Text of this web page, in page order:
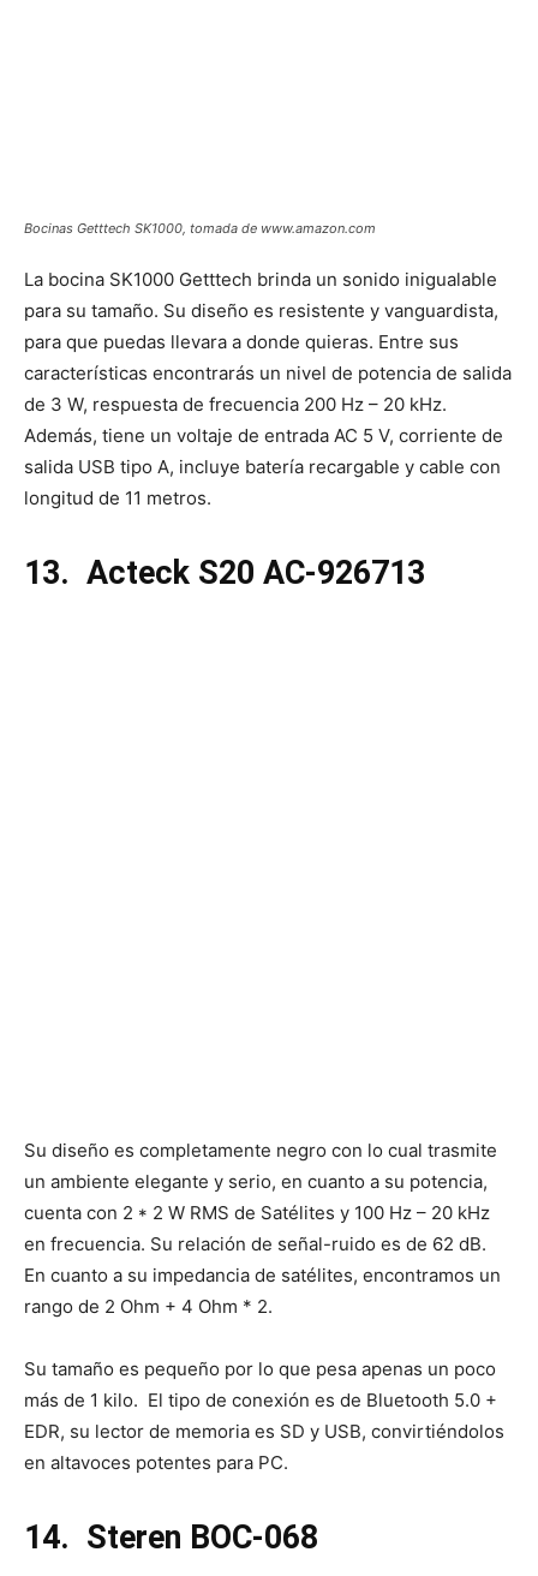
Bocinas Getttech SK1000, tomada de www.amazon.com
La bocina SK1000 Getttech brinda un sonido inigualable
para su tamaño. Su diseño es resistente y vanguardista,
para que puedas llevara a donde quieras. Entre sus
características encontrarás un nivel de potencia de salida
de 3 W, respuesta de frecuencia 200 Hz – 20 kHz.
Además, tiene un voltaje de entrada AC 5 V, corriente de
salida USB tipo A, incluye batería recargable y cable con
longitud de 11 metros.
13. Acteck S20 AC-926713
Su diseño es completamente negro con lo cual trasmite
un ambiente elegante y serio, en cuanto a su potencia,
cuenta con 2 * 2 W RMS de Satélites y 100 Hz – 20 kHz
en frecuencia. Su relación de señal-ruido es de 62 dB.
En cuanto a su impedancia de satélites, encontramos un
rango de 2 Ohm + 4 Ohm * 2.
Su tamaño es pequeño por lo que pesa apenas un poco
más de 1 kilo. El tipo de conexión es de Bluetooth 5.0 +
EDR, su lector de memoria es SD y USB, convirtiéndolos
en altavoces potentes para PC.
14. Steren BOC-068